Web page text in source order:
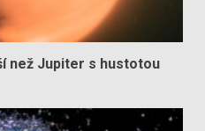
než Jupiter s hustotou